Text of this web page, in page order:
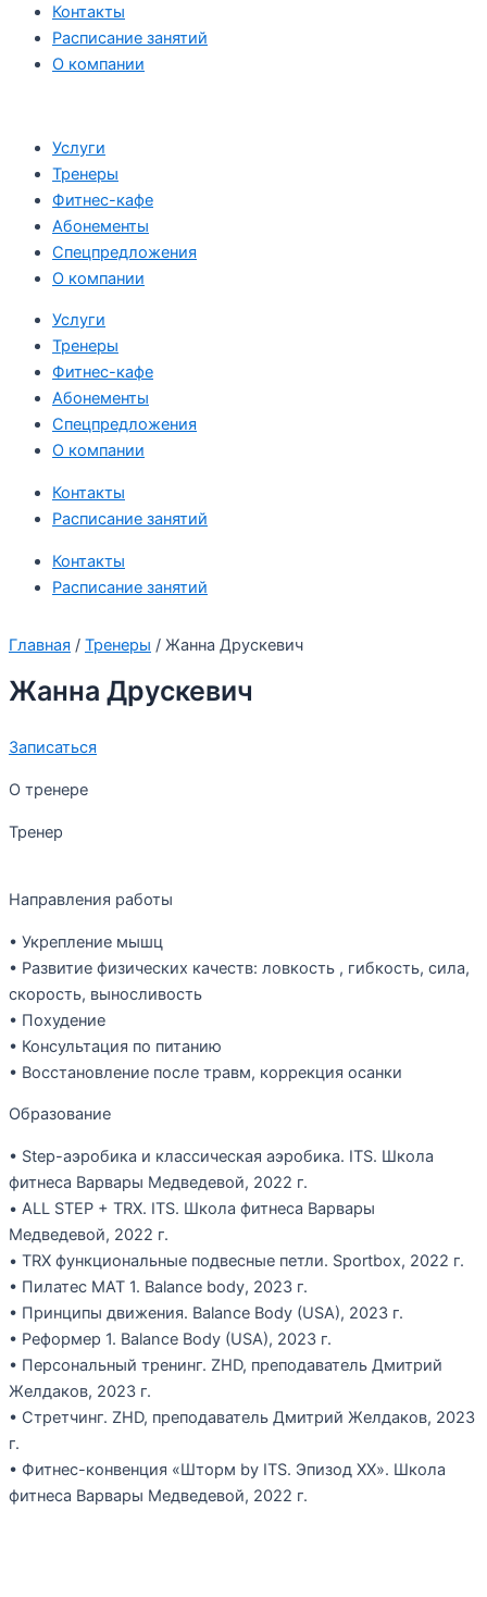
Контакты
Расписание занятий
О компании
Услуги
Тренеры
Фитнес-кафе
Абонементы
Спецпредложения
О компании
Услуги
Тренеры
Фитнес-кафе
Абонементы
Спецпредложения
О компании
Контакты
Расписание занятий
Контакты
Расписание занятий
Главная / Тренеры / Жанна Друскевич
Жанна Друскевич
Записаться
О тренере
Тренер
Направления работы
• Укрепление мышц
• Развитие физических качеств: ловкость , гибкость, сила,
скорость, выносливость
• Похудение
• Консультация по питанию
• Восстановление после травм, коррекция осанки
Образование
• Step-аэробика и классическая аэробика. ITS. Школа
фитнеса Варвары Медведевой, 2022 г.
• ALL STEP + TRX. ITS. Школа фитнеса Варвары
Медведевой, 2022 г.
• TRX функциональные подвесные петли. Sportbox, 2022 г.
• Пилатес МАТ 1. Balance body, 2023 г.
• Принципы движения. Balance Body (USA), 2023 г.
• Реформер 1. Balance Body (USA), 2023 г.
• Персональный тренинг. ZHD, преподаватель Дмитрий
Желдаков, 2023 г.
• Стретчинг. ZHD, преподаватель Дмитрий Желдаков, 2023
г.
• Фитнес-конвенция «Шторм by ITS. Эпизод ХХ». Школа
фитнеса Варвары Медведевой, 2022 г.